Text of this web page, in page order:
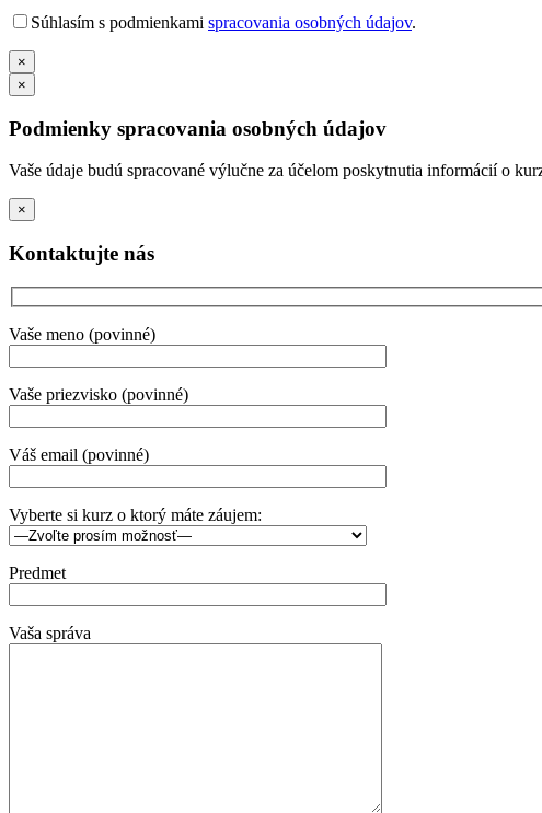
Súhlasím s podmienkami spracovania osobných údajov.
×
×
Podmienky spracovania osobných údajov
Vaše údaje budú spracované výlučne za účelom poskytnutia informácií o
×
Kontaktujte nás
Vaše meno (povinné)
Vaše priezvisko (povinné)
Váš email (povinné)
Vyberte si kurz o ktorý máte záujem:
Predmet
Vaša správa